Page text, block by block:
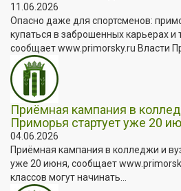
11.06.2026
Опасно даже для спортсменов:
купаться в заброшенных карьерах и
сообщает www.primorsky.ru Власти
Приёмная кампания в
Приморья стартует уже 20
04.06.2026
Приёмная кампания в колледжи и
уже 20 июня, сообщает
классов могут начинать...